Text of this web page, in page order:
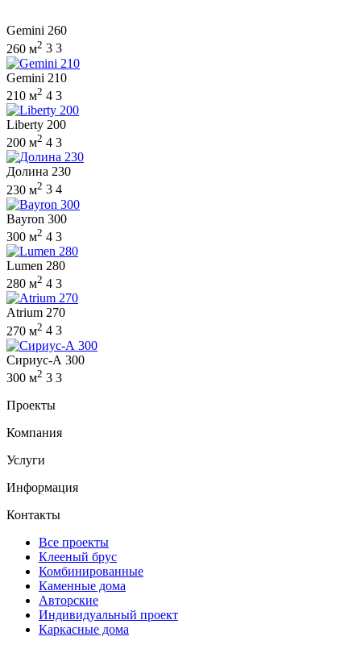
Gemini 260
260 м2 3 3
Gemini 210
210 м2 4 3
Liberty 200
200 м2 4 3
Долина 230
230 м2 3 4
Bayron 300
300 м2 4 3
Lumen 280
280 м2 4 3
Atrium 270
270 м2 4 3
Сириус-А 300
300 м2 3 3
Проекты
Компания
Услуги
Информация
Контакты
Все проекты
Клееный брус
Комбинированные
Каменные дома
Авторские
Индивидуальный проект
Каркасные дома